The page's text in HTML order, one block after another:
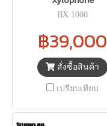
BX 1000
฿39,000
สั่งซื้อสินค้า
เปรียบเทียบ